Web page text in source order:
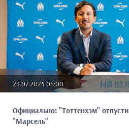
23.07.2024 08:00
Официально: "Тоттенхэм"
"Марсель"